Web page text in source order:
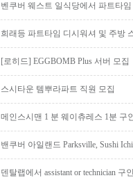
벤쿠버 웨스트 일식당에서 파트타
희래등 파트타임 디시워셔 및 주방
[로히드] EGGBOMB Plus 서버 모집
스시타운 템뿌라파트 직원 모집
메인스시맨 1 분 웨이츄레스 1분 구
밴쿠버 아일랜드 Parksville, Sushi
덴탈랩에서 assistant or technician 구